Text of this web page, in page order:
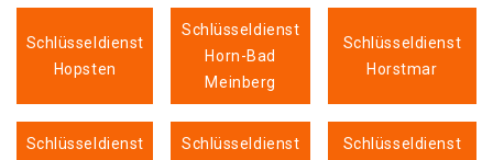
Schlüsseldienst
Hopsten
Schlüsseldienst
Horn-Bad
Meinberg
Schlüsseldienst
Horstmar
Schlüsseldienst
Schlüsseldienst
Schlüsseldienst